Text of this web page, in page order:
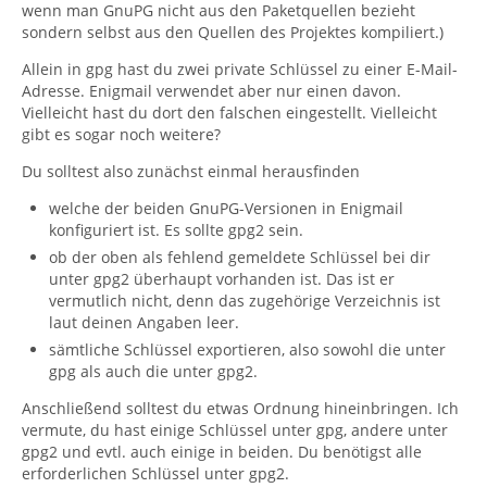
wenn man GnuPG nicht aus den Paketquellen bezieht
sondern selbst aus den Quellen des Projektes kompiliert.)
Allein in gpg hast du zwei private Schlüssel zu einer E-Mail-
Adresse. Enigmail verwendet aber nur einen davon.
Vielleicht hast du dort den falschen eingestellt. Vielleicht
gibt es sogar noch weitere?
Du solltest also zunächst einmal herausfinden
welche der beiden GnuPG-Versionen in Enigmail
konfiguriert ist. Es sollte gpg2 sein.
ob der oben als fehlend gemeldete Schlüssel bei dir
unter gpg2 überhaupt vorhanden ist. Das ist er
vermutlich nicht, denn das zugehörige Verzeichnis ist
laut deinen Angaben leer.
sämtliche Schlüssel exportieren, also sowohl die unter
gpg als auch die unter gpg2.
Anschließend solltest du etwas Ordnung hineinbringen. Ich
vermute, du hast einige Schlüssel unter gpg, andere unter
gpg2 und evtl. auch einige in beiden. Du benötigst alle
erforderlichen Schlüssel unter gpg2.